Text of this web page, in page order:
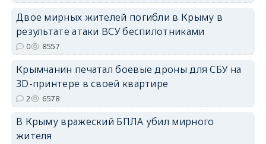
Двое мирных жителей погибли в Крыму в
результате атаки ВСУ беспилотниками
0 8557
Крымчанин печатал боевые дроны для СБУ на
3D-принтере в своей квартире
2 6578
В Крыму вражеский БПЛА убил мирного
жителя